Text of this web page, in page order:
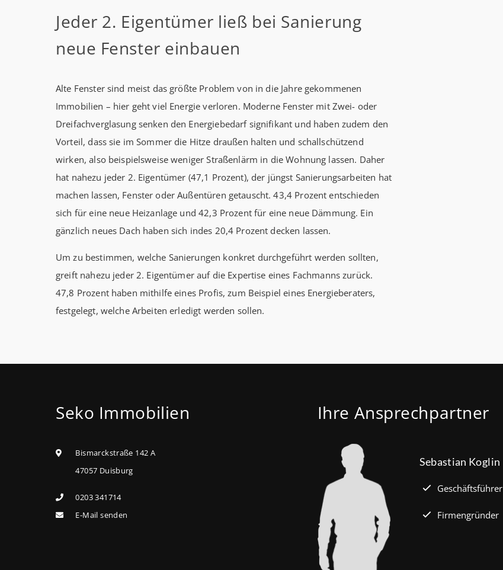
Jeder 2. Eigentümer ließ bei Sanierung
neue Fenster einbauen
Alte Fenster sind meist das größte Problem von in die Jahre gekommenen
Immobilien – hier geht viel Energie verloren. Moderne Fenster mit Zwei- oder
Dreifachverglasung senken den Energiebedarf signifikant und haben zudem den
Vorteil, dass sie im Sommer die Hitze draußen halten und schallschützend
wirken, also beispielsweise weniger Straßenlärm in die Wohnung lassen. Daher
hat nahezu jeder 2. Eigentümer (47,1 Prozent), der jüngst Sanierungsarbeiten hat
machen lassen, Fenster oder Außentüren getauscht. 43,4 Prozent entschieden
sich für eine neue Heizanlage und 42,3 Prozent für eine neue Dämmung. Ein
gänzlich neues Dach haben sich indes 20,4 Prozent decken lassen.
Um zu bestimmen, welche Sanierungen konkret durchgeführt werden sollten,
greift nahezu jeder 2. Eigentümer auf die Expertise eines Fachmanns zurück.
47,8 Prozent haben mithilfe eines Profis, zum Beispiel eines Energieberaters,
festgelegt, welche Arbeiten erledigt werden sollen.
Seko Immobilien
Bismarckstraße 142 A
47057 Duisburg
0203 341714
E-Mail senden
Ihre Ansprechpartner
Sebastian Koglin
Geschäftsführer
Firmengründer